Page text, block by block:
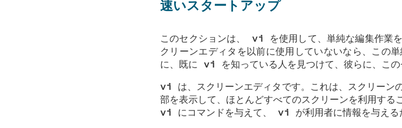
速いスタートアップ
このセクションは、 vi を使用して、単純な編集作業
クリーンエディタを以前に使用していないなら、この
に、既に vi を知っている人を見つけて、彼らに、こ
vi は、スクリーンエディタです。これは、スクリーン
部を表示して、ほとんどすべてのスクリーンを利用す
vi にコマンドを与えて、 vi が利用者に情報を与える